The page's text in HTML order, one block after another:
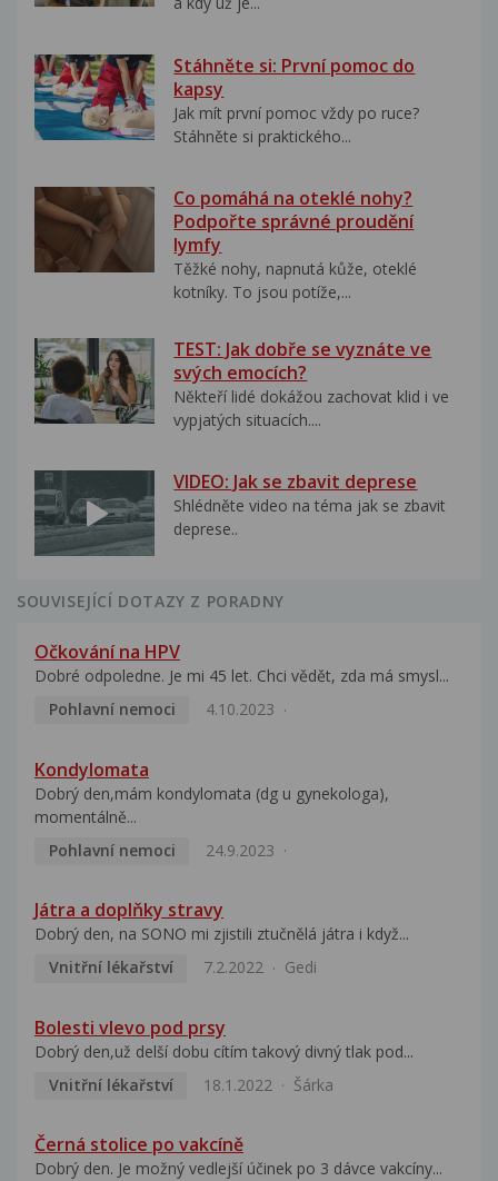
Stáhněte si: První pomoc do
kapsy
Jak mít první pomoc vždy po ruce?
Stáhněte si praktického...
Co pomáhá na oteklé nohy?
Podpořte správné proudění
lymfy
Těžké nohy, napnutá kůže, oteklé
kotníky. To jsou potíže,...
TEST: Jak dobře se vyznáte ve
svých emocích?
Někteří lidé dokážou zachovat klid i ve
vypjatých situacích....
VIDEO: Jak se zbavit deprese
Shlédněte video na téma jak se zbavit
deprese..
SOUVISEJÍCÍ DOTAZY Z PORADNY
Očkování na HPV
Dobré odpoledne. Je mi 45 let. Chci vědět, zda má smysl...
Pohlavní nemoci
4.10.2023
Kondylomata
Dobrý den,mám kondylomata (dg u gynekologa),
momentálně...
Pohlavní nemoci
24.9.2023
Játra a doplňky stravy
Dobrý den, na SONO mi zjistili ztučnělá játra i když...
Vnitřní lékařství
7.2.2022 Gedi
Bolesti vlevo pod prsy
Dobrý den,už delší dobu cítím takový divný tlak pod...
Vnitřní lékařství
18.1.2022 Šárka
Černá stolice po vakcíně
Dobrý den. Je možný vedlejší účinek po 3 dávce vakcíny...